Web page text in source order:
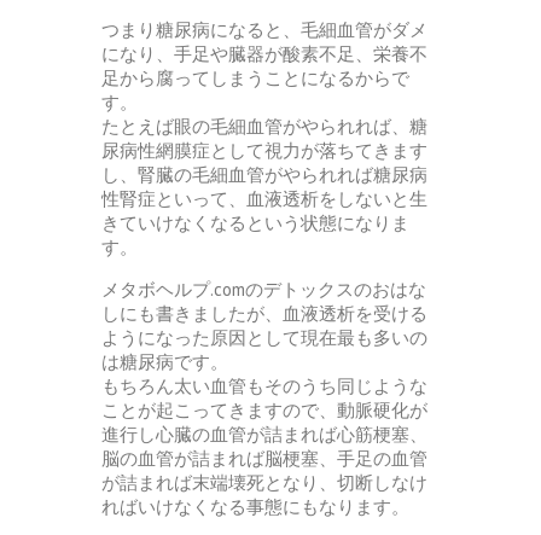
つまり糖尿病になると、毛細血管がダメ
になり、手足や臓器が酸素不足、栄養不
足から腐ってしまうことになるからで
す。
たとえば眼の毛細血管がやられれば、糖
尿病性網膜症として視力が落ちてきます
し、腎臓の毛細血管がやられれば糖尿病
性腎症といって、血液透析をしないと生
きていけなくなるという状態になりま
す。
メタボヘルプ.comのデトックスのおはな
しにも書きましたが、血液透析を受ける
ようになった原因として現在最も多いの
は糖尿病です。
もちろん太い血管もそのうち同じような
ことが起こってきますので、動脈硬化が
進行し心臓の血管が詰まれば心筋梗塞、
脳の血管が詰まれば脳梗塞、手足の血管
が詰まれば末端壊死となり、切断しなけ
ればいけなくなる事態にもなります。